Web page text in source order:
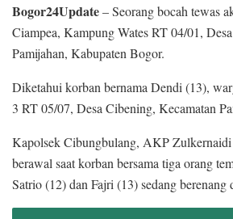
Bogor24Update– Seorang bocah tewas
Ciampea, Kampung Wates RT 04/01,
Pamijahan, Kabupaten Bogor.
Diketahui korban bernama Dendi (13),
3 RT 05/07, Desa Cibening, Kecamatan
Kapolsek Cibungbulang, AKP Zulkernaidi
berawal saat korban bersama tiga orang
Satrio (12) dan Fajri (13) sedang